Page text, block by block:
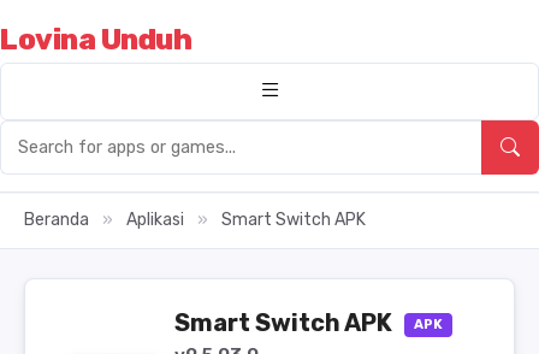
Lovina Unduh
Beranda » Aplikasi » Smart Switch APK
Smart Switch APK APK